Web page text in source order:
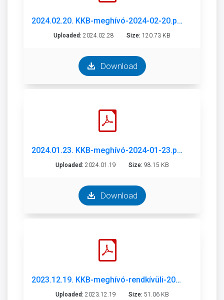
2024.02.20. KKB-meghívó-2024-02-20.pdf
Uploaded: 2024.02.28 Size: 120.73 KB
Download
2024.01.23. KKB-meghívó-2024-01-23.pdf
Uploaded: 2024.01.19 Size: 98.15 KB
Download
2023.12.19. KKB-meghívó-rendkívüli-2023-12-19_.pdf
Uploaded: 2023.12.19 Size: 51.06 KB